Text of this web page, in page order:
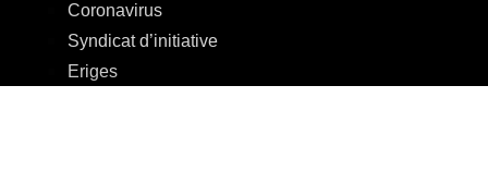
Coronavirus
Syndicat d’initiative
Eriges